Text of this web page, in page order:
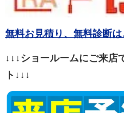
無料お見積り、無料診断は
↓↓↓ショールームにご来店
ト↓↓↓